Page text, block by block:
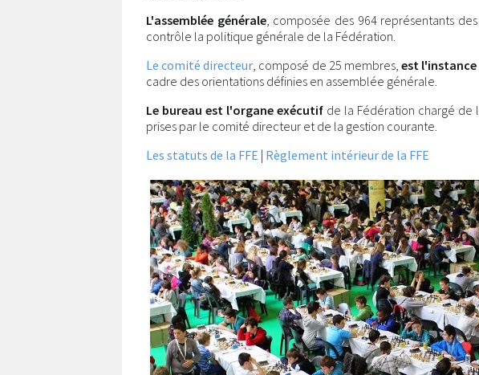
L'assemblée générale, composée des 964 représentants
contrôle la politique générale de la Fédération.
Le comité directeur, composé de 25 membres,est
cadre des orientations définies en assemblée générale.
Le bureau est l'organe exécutif de la Fédération chargé de
prises par le comité directeur et de la gestion courante.
Les statuts de la FFE | Règlement intérieur de la FFE